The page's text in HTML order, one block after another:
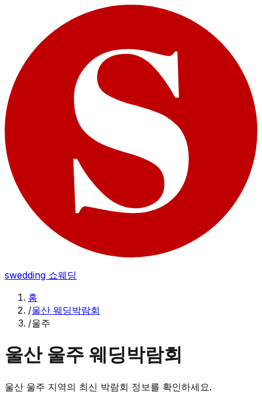
swedding 쇼웨딩
홈
/울산 웨딩박람회
/울주
울산 울주 웨딩박람회
울산 울주 지역의 최신 박람회 정보를 확인하세요.